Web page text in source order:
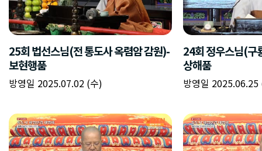
25회 법선스님(전 통도사 옥렴암 감원)-
보현행품
방영일 2025.07.02 (수)
24회 정우스님(구
상해품
방영일 2025.06.25